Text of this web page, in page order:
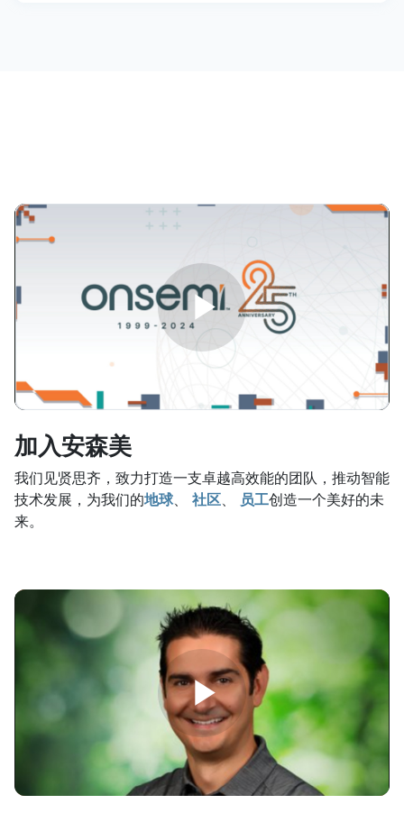
加入安森美
我们见贤思齐，致力打造一支卓越高效能的团队，推动智能
技术发展，为我们的地球、 社区 员工创造一个美好的未
来。